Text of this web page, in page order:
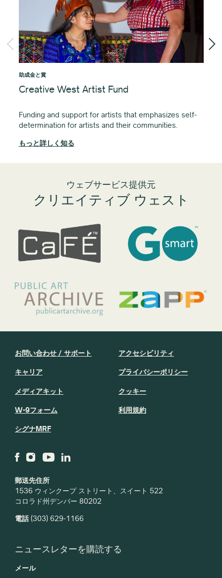
助成金と賞
Creative West Artist Fund
Funding and support for artists that emphasizes self-
determination for artists and their communities.
もっと詳しく知る
ウェブサービス提供元
クリエイティブ ウェスト
郵送先住所
1536 ウィンクープ ストリート、スイート 522
コロラド州デンバー 80202
電話(303) 629-1166
お問い合わせ / サポート
キャリア
メディアキット
W-9フォーム
シグナMRF
アクセシビリティ
プライバシーポリシー
クッキー
利用規約
ニュースレターを購読する
メール